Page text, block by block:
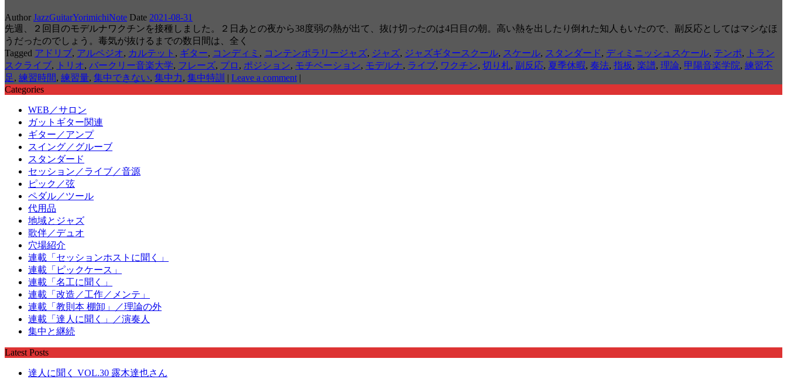
Author JazzGuitarYorimichiNote Date 2021-08-31
先週、２回目のモデルナワクチンを接種しました。２日あとの夜から38度弱の熱が出て、抜け切ったのは4日目の朝。高い熱を出したり倒れた知人もいたので、副反応としてはマシなほ
うだったのでしょう。毒気が抜けるまでの数日間は、全く
Tagged アドリブ, アルペジオ, カルテット , ギター, コンディミ , コンテンポラリージャズ, ジャズ, ジャズギタースクール, スケール, スタンダード, ディミニッシュスケール, テンポ,
トラン
スクライブ, トリオ, バークリー音楽大学, フレーズ, プロ , ポジション, モチベーション, モデルナ, ライブ, ワクチン, 切り札, 副反応, 夏季休暇, 奏法, 指板, 楽譜, 理論, 甲陽音楽学院, 練習不
足, 練習時間, 練習量, 集中できない, 集中力, 集中特訓 | Leave a comment |
Categories
WEB／サロン
ガットギター関連
ギター／アンプ
スイング／グルーブ
スタンダード
セッション／ライブ／音源
ピック／弦
ペダル／ツール
代用品
地域とジャズ
歌伴／デュオ
穴場紹介
連載「セッションホストに聞く」
連載「ピックケース」
連載「名工に聞く」
連載「改造／工作／メンテ」
連載「教則本 棚卸」／理論の外
連載「達人に聞く」／演奏人
集中と継続
Latest Posts
達人に聞く VOL.30 露木達也さん